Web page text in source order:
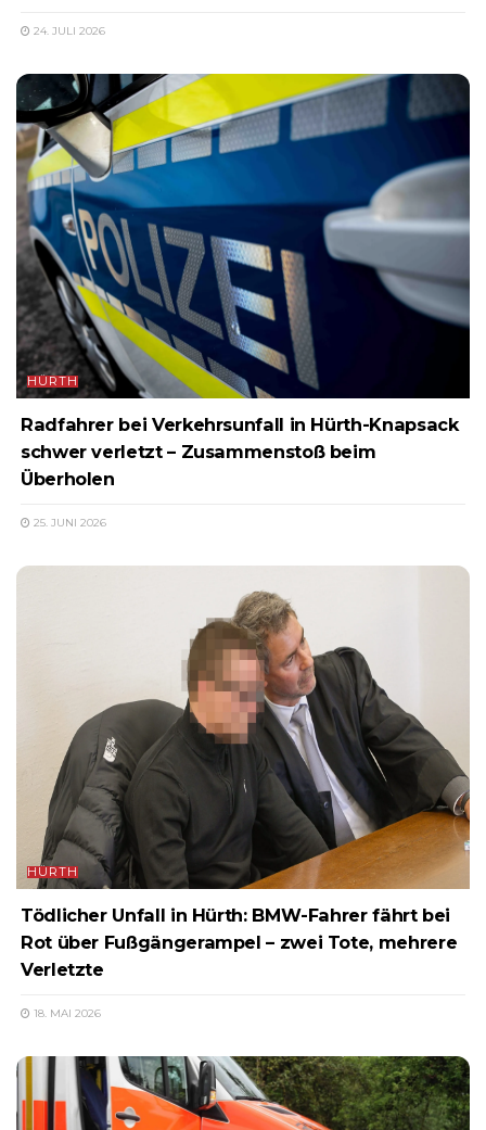
24. JULI 2026
HÜRTH
Radfahrer bei Verkehrsunfall in Hürth-Knapsack
schwer verletzt – Zusammenstoß beim
Überholen
25. JUNI 2026
HÜRTH
Tödlicher Unfall in Hürth: BMW-Fahrer fährt bei
Rot über Fußgängerampel – zwei Tote, mehrere
Verletzte
18. MAI 2026